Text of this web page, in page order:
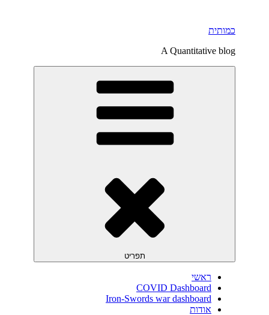
כמותית
A Quantitative blog
תפריט
ראשי
COVID Dashboard
Iron-Swords war dashboard
אודות